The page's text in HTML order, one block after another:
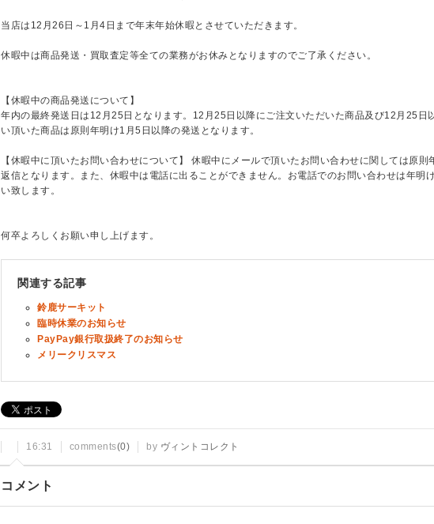
当店は12月26日～1月4日まで年末年始休暇とさせていただきます。
休暇中は商品発送・買取査定等全ての業務がお休みとなりますのでご了承ください。
【休暇中の商品発送について】
年内の最終発送日は12月25日となります。12月25日以降にご注文いただいた商品及び12月25日
い頂いた商品は原則年明け1月5日以降の発送となります。
【休暇中に頂いたお問い合わせについて】 休暇中にメールで頂いたお問い合わせに関しては原則
返信となります。また、休暇中は電話に出ることができません。お電話でのお問い合わせは年明
い致します。
何卒よろしくお願い申し上げます。
関連する記事
鈴鹿サーキット
臨時休業のお知らせ
PayPay銀行取扱終了のお知らせ
メリークリスマス
16:31 comments(0) by ヴィントコレクト
コメント